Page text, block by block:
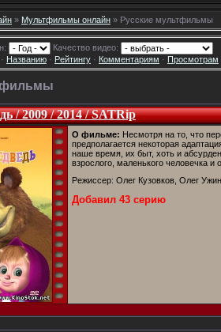
» Мультфильмы онлайн » Русские мультфильмы
Качество видео:
· Названию · Рейтингу · Комментариям · Просмотрам
/ 2009 / 2014 / SATRip
О фильме: Несмотря на то, что
предполагается некоторая
наше время, их быт, хоть и
взрослого, маленького человечка и
Режиссер: Олег Кузовков, Олег
Добавил 43 серию